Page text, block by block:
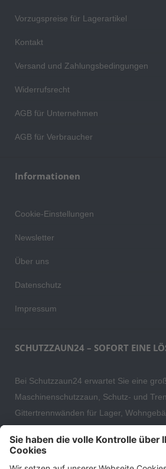
Vorzugspreise für Lagerartikel
Kontakt
Versand und Zahlungsbedingungen
Widerrufsrecht
AGB für Unternehmen
AGB für Verbraucher
Informationen
Cookie-Einstellungen
Newsletter
Über uns
Datenschutz
Impressum
SCHUTZZAUN24 – SOFORT EINE
Bei Schutzzaun24 erwartet Sie eine
Maschinenschutzzaun, Schutz- und
Gittertrennwänden für Lager,
hochwertige Gartenzäune und